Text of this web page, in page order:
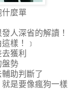
什麼單
人深省的解讀！
樣！﹞
獲利
盤勢
助判斷了
是要像瘋狗一樣